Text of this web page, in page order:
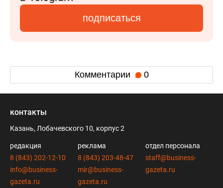
подписаться
Комментарии 0
контакты
Казань, Лобачевского 10, корпус 2
редакция
8 (843) 202-12-10
info@business-
gazeta.ru
реклама
8 (843) 203-48-47
mir@business-
gazeta.ru
отдел персонала
staff@business-
gazeta.ru